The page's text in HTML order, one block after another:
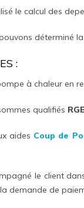
le calcul des
déterminé
:
à chaleur en
qualifiés
aides Coup de
le client
demande de